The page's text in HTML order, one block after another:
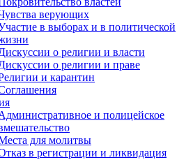
верующих
в выборах и в политической
о религии и власти
о религии и праве
и карантин
и полицейское
для молитвы
в регистрации и ликвидация